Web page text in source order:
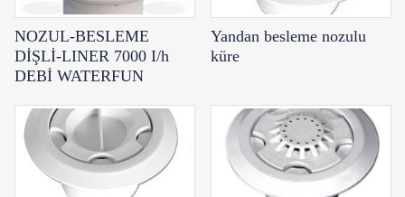
NOZUL-BESLEME
DİŞLİ-LINER 7000 I/h
DEBİ WATERFUN
Yandan besleme nozulu
küre